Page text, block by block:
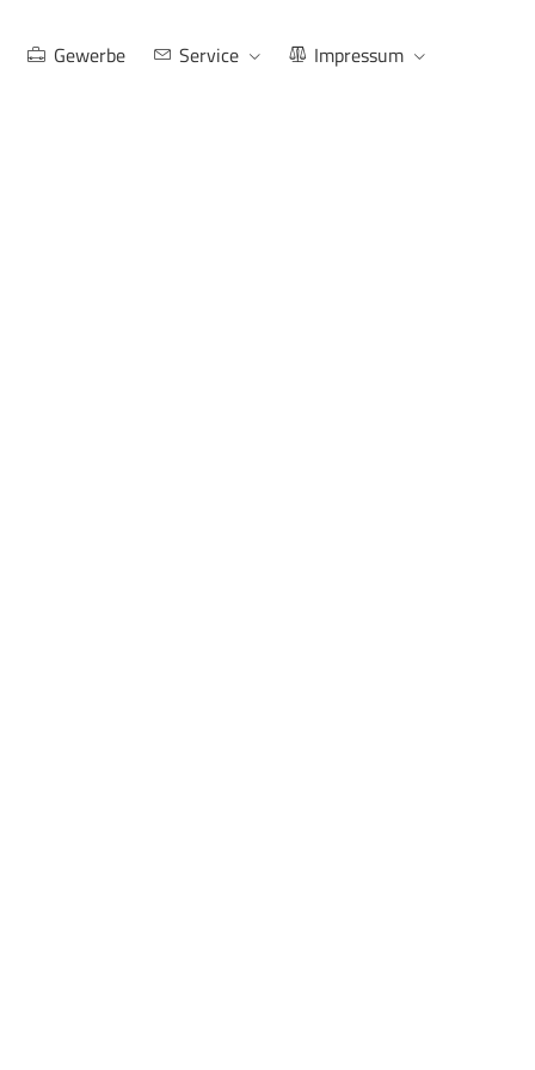
Gewerbe Service Impressum